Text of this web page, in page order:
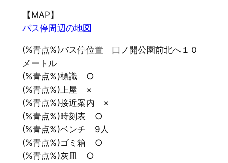
【MAP】
バス停周辺の地図
(%青点%)バス停位置 口ノ開公園前北へ１０
メートル
(%青点%)標識 ○
(%青点%)上屋 ×
(%青点%)接近案内 ×
(%青点%)時刻表 ○
(%青点%)ベンチ 9人
(%青点%)ゴミ箱 ○
(%青点%)灰皿 ○